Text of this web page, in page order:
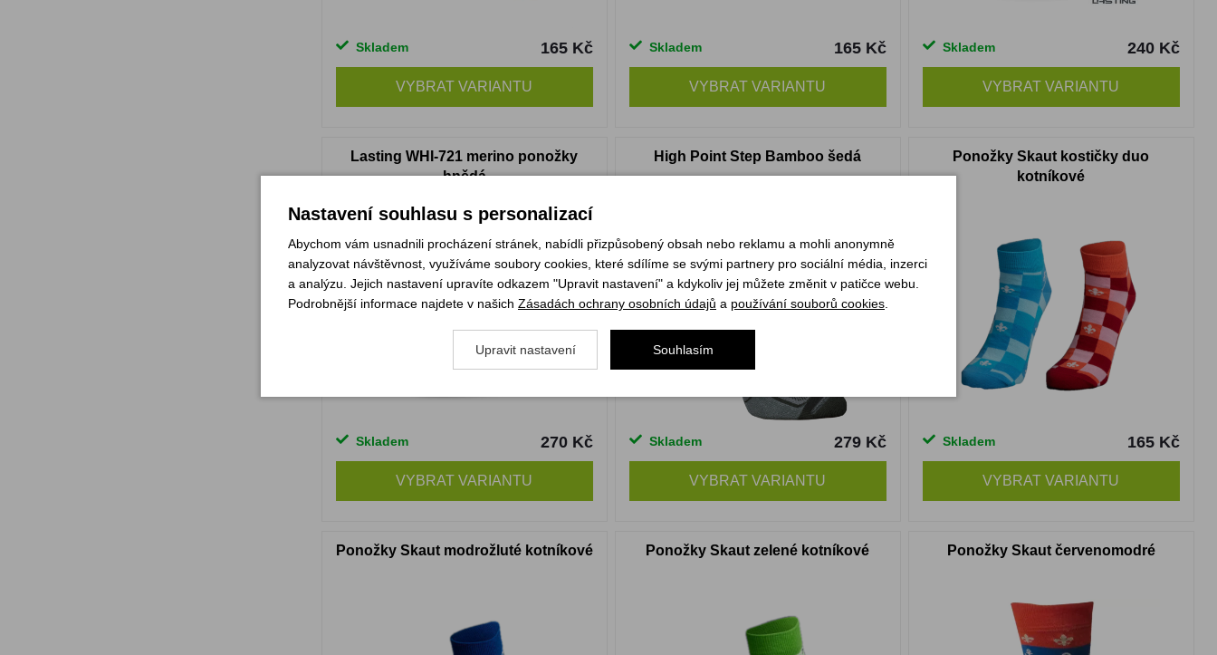
Skladem 165 Kč
VYBRAT VARIANTU
Skladem 165 Kč
VYBRAT VARIANTU
Skladem 240 Kč
VYBRAT VARIANTU
Lasting WHI-721 merino ponožky
hnědá
Skladem 270 Kč
VYBRAT VARIANTU
High Point Step Bamboo šedá
Skladem 279 Kč
VYBRAT VARIANTU
Ponožky Skaut kostičky duo
kotníkové
Skladem 165 Kč
VYBRAT VARIANTU
Ponožky Skaut modrožluté kotníkové Ponožky Skaut zelené kotníkové Ponožky Skaut červenomodré
Nastavení souhlasu s personalizací
Abychom vám usnadnili procházení stránek, nabídli přizpůsobený obsah nebo reklamu a mohli anonymně
analyzovat návštěvnost, využíváme soubory cookies, které sdílíme se svými partnery pro sociální média, inzerci
a analýzu. Jejich nastavení upravíte odkazem "Upravit nastavení" a kdykoliv jej můžete změnit v patičce webu.
Podrobnější informace najdete v našich Zásadách ochrany osobních údajů a používání souborů cookies
Upravit nastavení Souhlasím